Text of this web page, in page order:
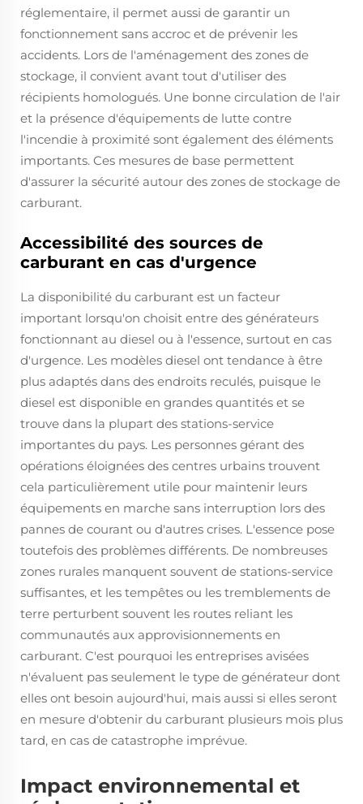
réglementaire, il permet aussi de garantir un
fonctionnement sans accroc et de prévenir les
accidents. Lors de l'aménagement des zones de
stockage, il convient avant tout d'utiliser des
récipients homologués. Une bonne circulation de l'air
et la présence d'équipements de lutte contre
l'incendie à proximité sont également des éléments
importants. Ces mesures de base permettent
d'assurer la sécurité autour des zones de stockage de
carburant.
Accessibilité des sources de
carburant en cas d'urgence
La disponibilité du carburant est un facteur
important lorsqu'on choisit entre des générateurs
fonctionnant au diesel ou à l'essence, surtout en cas
d'urgence. Les modèles diesel ont tendance à être
plus adaptés dans des endroits reculés, puisque le
diesel est disponible en grandes quantités et se
trouve dans la plupart des stations-service
importantes du pays. Les personnes gérant des
opérations éloignées des centres urbains trouvent
cela particulièrement utile pour maintenir leurs
équipements en marche sans interruption lors des
pannes de courant ou d'autres crises. L'essence pose
toutefois des problèmes différents. De nombreuses
zones rurales manquent souvent de stations-service
suffisantes, et les tempêtes ou les tremblements de
terre perturbent souvent les routes reliant les
communautés aux approvisionnements en
carburant. C'est pourquoi les entreprises avisées
n'évaluent pas seulement le type de générateur dont
elles ont besoin aujourd'hui, mais aussi si elles seront
en mesure d'obtenir du carburant plusieurs mois plus
tard, en cas de catastrophe imprévue.
Impact environnemental et